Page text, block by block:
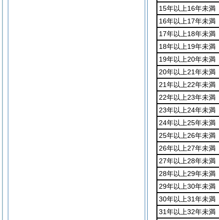
15年以上16年未満
16年以上17年未満
17年以上18年未満
18年以上19年未満
19年以上20年未満
20年以上21年未満
21年以上22年未満
22年以上23年未満
23年以上24年未満
24年以上25年未満
25年以上26年未満
26年以上27年未満
27年以上28年未満
28年以上29年未満
29年以上30年未満
30年以上31年未満
31年以上32年未満